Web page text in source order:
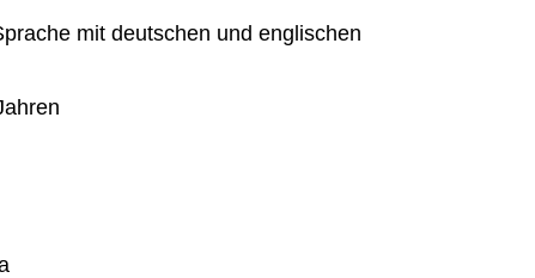
mit deutschen und englischen